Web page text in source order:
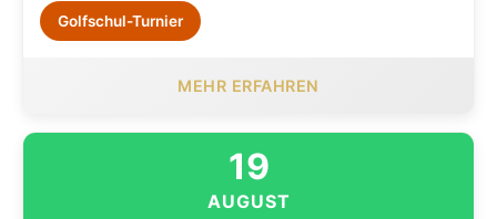
Golfschul-Turnier
MEHR ERFAHREN
19
AUGUST